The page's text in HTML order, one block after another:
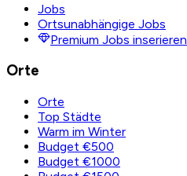
Jobs
Ortsunabhängige Jobs
Premium Jobs inserieren
Orte
Orte
Top Städte
Warm im Winter
Budget €500
Budget €1000